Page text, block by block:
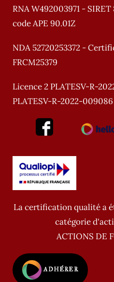
RNA W492003971 -
code APE 90.01Z
NDA 52720253372 -
FRCM25379
Licence 2 PLATESV-R-
PLATESV-R-2022-009086
La certification qualité a
catégorie
ACTIONS DE
ADHÉRER